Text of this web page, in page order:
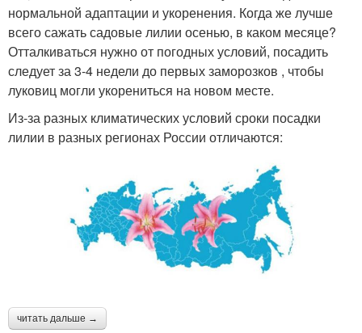
нормальной адаптации и укоренения. Когда же лучше
всего сажать садовые лилии осенью, в каком месяце?
Отталкиваться нужно от погодных условий, посадить
следует за 3-4 недели до первых заморозков , чтобы
луковиц могли укорениться на новом месте.
Из-за разных климатических условий сроки посадки
лилии в разных регионах России отличаются:
читать дальше →